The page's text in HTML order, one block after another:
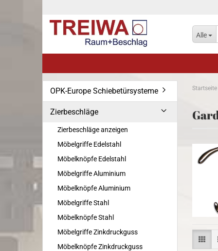
Alle
Startseite
OPK-Europe Schiebetürsysteme
Zierbeschläge
Zierbeschläge anzeigen
Möbelgriffe Edelstahl
Möbelknöpfe Edelstahl
Möbelgriffe Aluminium
Möbelknöpfe Aluminium
Möbelgriffe Stahl
Möbelknöpfe Stahl
Möbelgriffe Zinkdruckguss
Möbelknöpfe Zinkdruckguss